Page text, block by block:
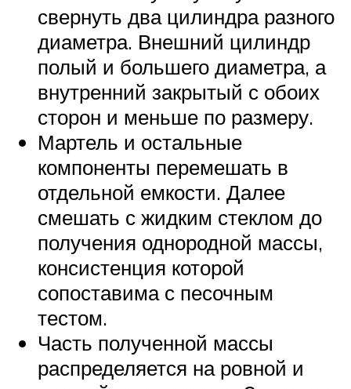
свернуть два цилиндра разного
диаметра. Внешний цилиндр
полый и большего диаметра, а
внутренний закрытый с обоих
сторон и меньше по размеру.
Мартель и остальные
компоненты перемешать в
отдельной емкости. Далее
смешать с жидким стеклом до
получения однородной массы,
консистенция которой
сопоставима с песочным
тестом.
Часть полученной массы
распределяется на ровной и